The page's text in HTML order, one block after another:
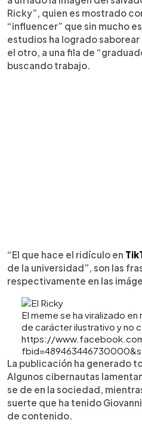
Ricky”, quien es mostrado
“influencer” que sin mucho
estudios ha logrado
el otro, a una fila de
buscando trabajo.
“El que hace el ridículo en
de la universidad”, son las
respectivamente en las
El meme se ha viralizado
de carácter ilustrativo y no
https://
La publicación ha generado
Algunos cibernautas
se de en la sociedad,
suerte que ha tenido
de contenido.